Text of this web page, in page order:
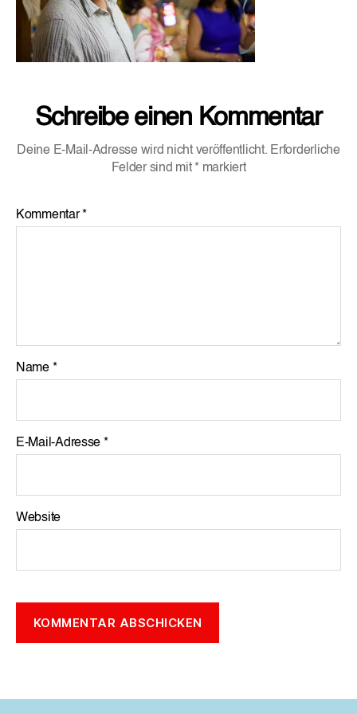
Schreibe einen Kommentar
Deine E-Mail-Adresse wird nicht veröffentlicht. Erforderliche
Felder sind mit * markiert
Kommentar*
Name *
E-Mail-Adresse *
Website